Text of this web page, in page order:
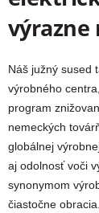
výrazne
Náš južný sused
výrobného
program
nemeckých
globálnej
aj odolnosť voči
synonymom
čiastočne